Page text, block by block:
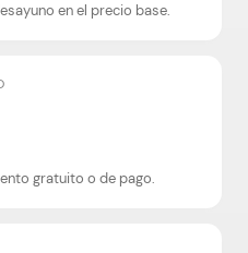
en el precio base.
gratuito o de pago.